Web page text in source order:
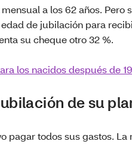
a los 62 años.
de jubilación para
su cheque otro 32 %.
los nacidos después de
de su
pagar todos sus gastos.